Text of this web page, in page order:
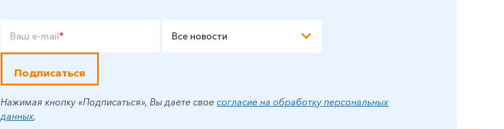
Ваш e-mail* Все новости
Подписаться
Нажимая кнопку «Подписаться», Вы даете своесогласие на обработку персональных
данных.